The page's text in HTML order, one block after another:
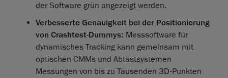
der Software grün angezeigt werden.
Verbesserte Genauigkeit bei der Positionierung
von Crashtest-Dummys: Messsoftware für
dynamisches Tracking kann gemeinsam mit
optischen CMMs und Abtastsystemen
Messungen von bis zu Tausenden 3D-Punkten